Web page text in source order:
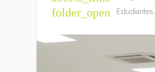
folder_open Estudiantes,